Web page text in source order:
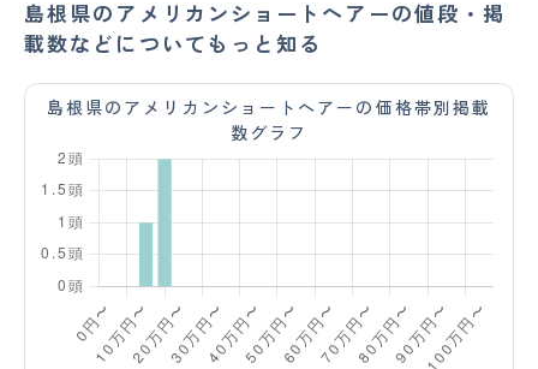
島根県のアメリカンショートヘアーの値段・掲
載数などについてもっと知る
島根県のアメリカンショートヘアーの価格帯別掲載
数グラフ